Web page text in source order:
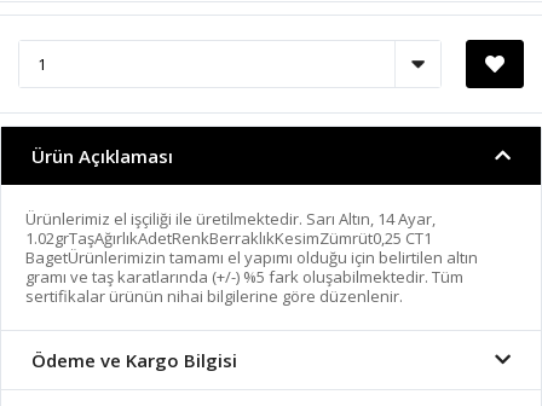
Ürün Açıklaması
Ürünlerimiz el işçiliği ile üretilmektedir. Sarı Altın, 14 Ayar,
1.02grTaşAğırlıkAdetRenkBerraklıkKesimZümrüt0,25 CT1
BagetÜrünlerimizin tamamı el yapımı olduğu için belirtilen altın
gramı ve taş karatlarında (+/-) %5 fark oluşabilmektedir. Tüm
sertifikalar ürünün nihai bilgilerine göre düzenlenir.
Ödeme ve Kargo Bilgisi